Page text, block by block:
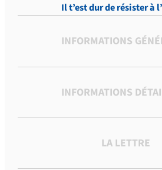
Il t’est dur de résister à
INFORMATIONS
INFORMATIONS
LA LETTRE